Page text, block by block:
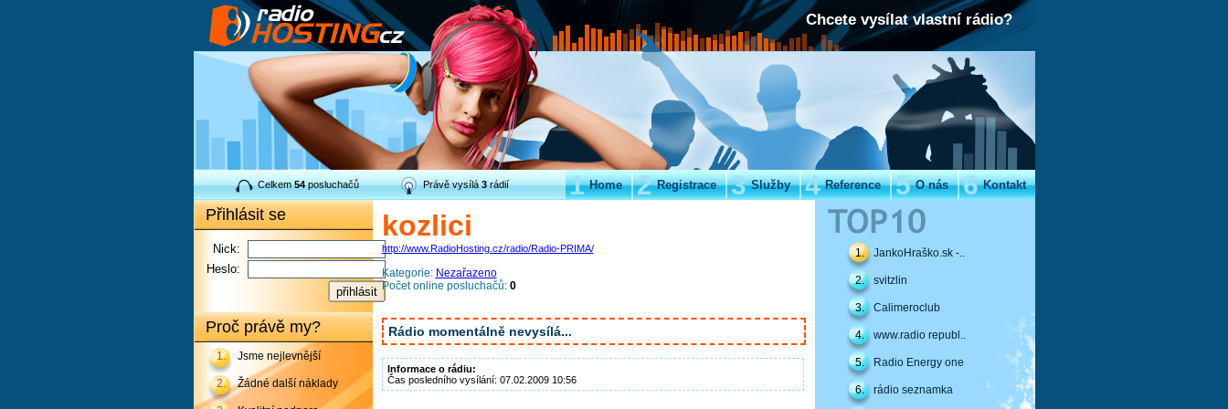
Chcete vysílat vlastní rádio?
Celkem54posluchačů Právě vysílá3rádií 6 Kontakt
5 O nás
4 Reference
3 Služby
2 Registrace
1 Home
Přihlásit se
Nick:
Heslo:
Proč právě my?
1. Jsme nejlevnější
2. Žádné další náklady
kozlici
http://www.RadioHosting.cz/radio/Radio-PRIMA/
Kategorie: Nezařazeno
Počet online posluchačů: 0
Rádio momentálně nevysílá...
Informace o rádiu:
Čas posledního vysílání: 07.02.2009 10:56
1. JankoHraško.sk -..
2. svitzlin
3. Calimeroclub
4. www.radio republ..
5. Radio Energy one
6. rádio seznamka